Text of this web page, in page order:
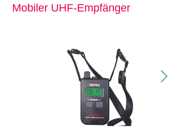
Mobiler UHF-Empfänger